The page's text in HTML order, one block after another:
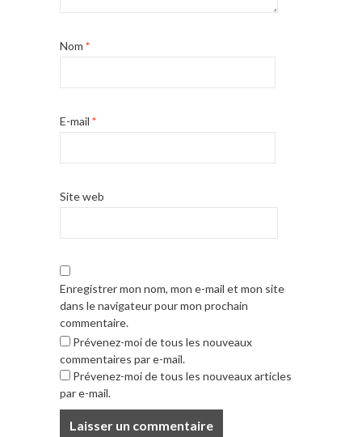
Nom *
E-mail *
Site web
Enregistrer mon nom, mon e-mail et mon site
dans le navigateur pour mon prochain
commentaire.
Prévenez-moi de tous les nouveaux
commentaires par e-mail.
Prévenez-moi de tous les nouveaux articles
par e-mail.